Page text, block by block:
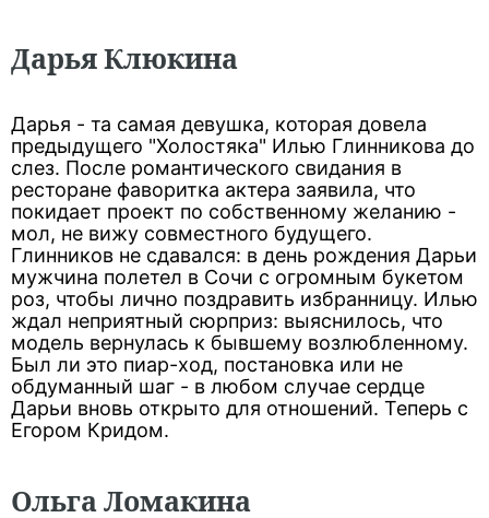
Дарья Клюкина
Дарья - та самая девушка, которая довела
предыдущего "Холостяка" Илью Глинникова до
слез. После романтического свидания в
ресторане фаворитка актера заявила, что
покидает проект по собственному желанию -
мол, не вижу совместного будущего.
Глинников не сдавался: в день рождения Дарьи
мужчина полетел в Сочи с огромным букетом
роз, чтобы лично поздравить избранницу. Илью
ждал неприятный сюрприз: выяснилось, что
модель вернулась к бывшему возлюбленному.
Был ли это пиар-ход, постановка или не
обдуманный шаг - в любом случае сердце
Дарьи вновь открыто для отношений. Теперь с
Егором Кридом.
Ольга Ломакина